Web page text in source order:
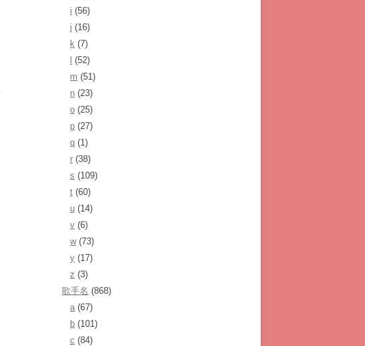
i (56)
j (16)
k (7)
(52)
m (51)
n (23)
o (25)
p (27)
q (1)
r (38)
s (109)
t (60)
u (14)
v (6)
w(73)
y (17)
z (3)
歌手名 (868)
a (67)
b (101)
c (84)